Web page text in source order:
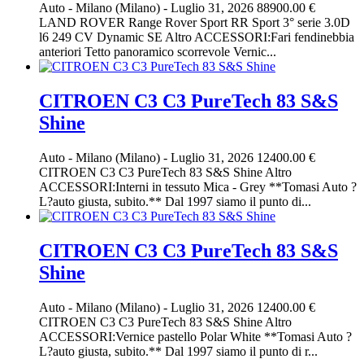
Auto - Milano (Milano) - Luglio 31, 2026 88900.00 €
LAND ROVER Range Rover Sport RR Sport 3° serie 3.0D
l6 249 CV Dynamic SE Altro ACCESSORI:Fari fendinebbia
anteriori Tetto panoramico scorrevole Vernic...
CITROEN C3 C3 PureTech 83 S&S
Shine
Auto - Milano (Milano) - Luglio 31, 2026 12400.00 €
CITROEN C3 C3 PureTech 83 S&S Shine Altro
ACCESSORI:Interni in tessuto Mica - Grey **Tomasi Auto ?
L?auto giusta, subito.** Dal 1997 siamo il punto di...
CITROEN C3 C3 PureTech 83 S&S
Shine
Auto - Milano (Milano) - Luglio 31, 2026 12400.00 €
CITROEN C3 C3 PureTech 83 S&S Shine Altro
ACCESSORI:Vernice pastello Polar White **Tomasi Auto ?
L?auto giusta, subito.** Dal 1997 siamo il punto di r...